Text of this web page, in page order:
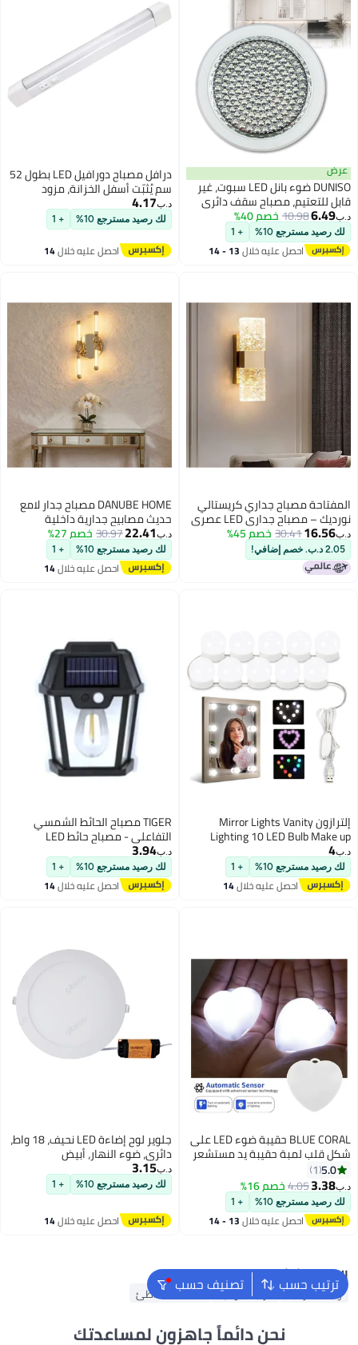
عرض
DUNISO ضوء بانل LED سبوت، غير
قابل للتعتيم، مصباح سقف دائري
LED مثبت بدون وميض للمطبخ،
الحمام، الممر، 6500K
د.ب‏6.49
10.98خصم 40%
لك رصيد مسترجع 10% + 1
احصل عليه خلال 13 - 14
درافل مصباح دورافيل LED بطول 52
سم يُثبّت أسفل الخزانة، مزود
بمصابيح LED قابلة للاستبدال
ومفتاح تشغيل/إيقاف.
د.ب‏4.17
لك رصيد مسترجع 10% + 1
احصل عليه خلال14
المفتاحة مصباح جداري كريستالي
نورديك – مصباح جداري LED عصري
وبسيط لغرفة المعيشة وغرفة
النوم والممرات وجانب السرير –
وحدة إضاءة جدارية أنيقة
د.ب‏16.56
30.41خصم 45%
2.05 د.ب. خصم إضافي!
DANUBE HOME مصباح جدار لامع
حديث مصابيح جدارية داخلية
فوانيس مثبتة على الحائط مزودة
بإضاءة LED تصميم حديث إضاءة
داخلية لغرفة النوم غرفة الطعام
غرفة المعيشة L8.5xW15xH42cm
د.ب‏22.41
30.97خصم 27%
لك رصيد مسترجع 10% + 1
احصل عليه خلال14
إلترازون Mirror Lights Vanity
Lighting 10 LED Bulb Make up
Decoration Lights Hollywood Style
16 Modes Color Changing Lights
for Home Bedroom Bathroom
Dressing Room（USB Powered,
د.ب‏4
لك رصيد مسترجع 10% + 1
احصل عليه خلال14
TIGER مصباح الحائط الشمسي
التفاعلي - مصباح حائط LED
لاسلكي ومقاوم للماء مع مستشعر
حركة، تشغيل/إيقاف تلقائي من
الغسق إلى الفجر، 3 أوضاع إضاءة،
ضوء حائط خارجي وداخلي يعمل
د.ب‏3.94
لك رصيد مسترجع 10% + 1
احصل عليه خلال14
BLUE CORAL حقيبة ضوء LED على
شكل قلب لمبة حقيبة يد مستشعر
ضوء حقيبة مضيئة ضوء ليلي
للنساء
5.0
1
د.ب‏3.38
4.05خصم 16%
لك رصيد مسترجع 10% + 1
احصل عليه خلال 13 - 14
جلوير لوح إضاءة LED نحيف، 18 واط،
دائري، ضوء النهار، أبيض
د.ب‏3.15
لك رصيد مسترجع 10% + 1
احصل عليه خلال14
ترتيب حسب تصنيف حسب البحث الشائع
وسادة الرقبة مرتبة هوائية منشفة الشاطئ
نحن دائماً جاهزون لمساعدتك